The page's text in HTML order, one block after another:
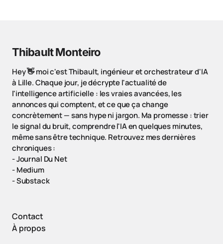
Thibault Monteiro
Hey 👋 moi c'est Thibault, ingénieur et orchestrateur d'IA
à Lille. Chaque jour, je décrypte l'actualité de
l'intelligence artificielle : les vraies avancées, les
annonces qui comptent, et ce que ça change
concrètement — sans hype ni jargon. Ma promesse : trier
le signal du bruit, comprendre l'IA en quelques minutes,
même sans être technique. Retrouvez mes dernières
chroniques :
-Journal Du Net
-Medium
-Substack
Contact
À propos